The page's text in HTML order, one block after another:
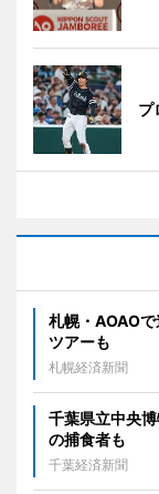
プ
札幌・AOAO
ツアーも
札幌経済新聞
千葉県立中央
の捕食者も
千葉経済新聞